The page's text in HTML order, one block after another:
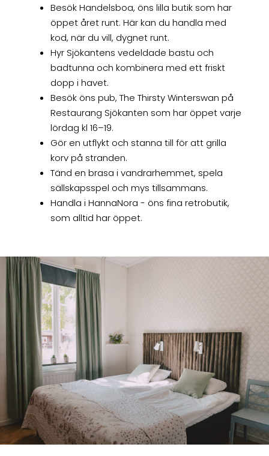
Besök Handelsboa, öns lilla butik som har
öppet året runt. Här kan du handla med
kod, när du vill, dygnet runt.
Hyr Sjökantens vedeldade bastu och
badtunna och kombinera med ett friskt
dopp i havet.
Besök öns pub, The Thirsty Winterswan på
Restaurang Sjökanten som har öppet varje
lördag kl 16–19.
Gör en utflykt och stanna till för att grilla
korv på stranden.
Tänd en brasa i vandrarhemmet, spela
sällskapsspel och mys tillsammans.
Handla i HannaNora - öns fina retrobutik,
som alltid har öppet.